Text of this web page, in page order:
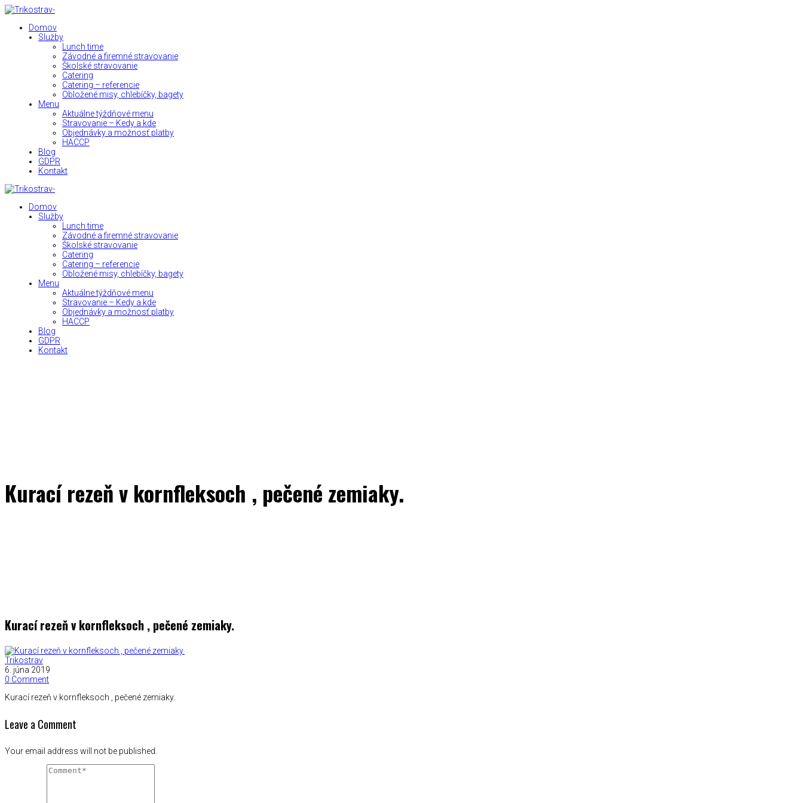
Domov
Služby
Lunch time
Závodné a firemné stravovanie
Školské stravovanie
Catering
Catering – referencie
Obložené misy, chlebíčky, bagety
Menu
Aktuálne týždňové menu
Stravovanie – Kedy a kde
Objednávky a možnosť platby
HACCP
Blog
GDPR
Kontakt
Domov
Služby
Lunch time
Závodné a firemné stravovanie
Školské stravovanie
Catering
Catering – referencie
Obložené misy, chlebíčky, bagety
Menu
Aktuálne týždňové menu
Stravovanie – Kedy a kde
Objednávky a možnosť platby
HACCP
Blog
GDPR
Kontakt
Kurací rezeň v kornfleksoch , pečené zemiaky.
Kurací rezeň v kornfleksoch , pečené zemiaky.
Trikostrav
6. júna 2019
0 Comment
Kurací rezeň v kornfleksoch , pečené zemiaky.
Leave a Comment
Your email address will not be published.